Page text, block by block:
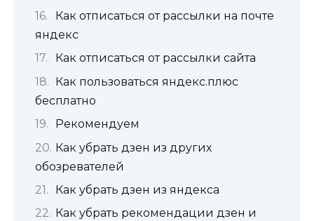
Как отписаться от рассылки на почте
яндекс
Как отписаться от рассылки сайта
Как пользоваться яндекс.плюс
бесплатно
Рекомендуем
Как убрать дзен из других
обозревателей
Как убрать дзен из яндекса
Как убрать рекомендации дзен и